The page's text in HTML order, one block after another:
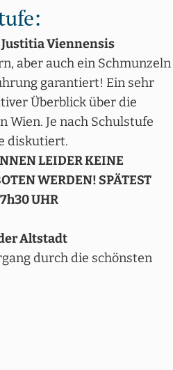
Viennensis
aber auch ein Schmunzeln
garantiert! Ein sehr
Überblick über die
Wien. Je nach Schulstufe
diskutiert.
LEIDER KEINE
WERDEN! SPÄTEST
UHR
Altstadt
durch die schönsten